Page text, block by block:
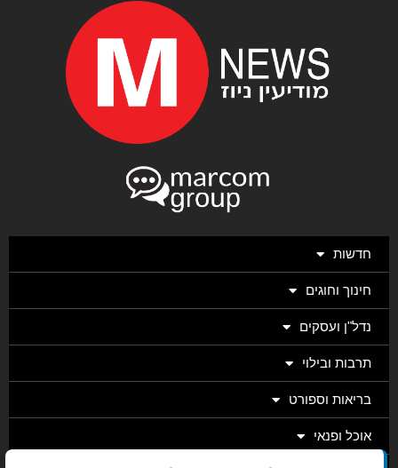
חדשות
חינוך וחוגים
נדל"ן ועסקים
תרבות ובילוי
בריאות וספורט
אוכל ופנאי